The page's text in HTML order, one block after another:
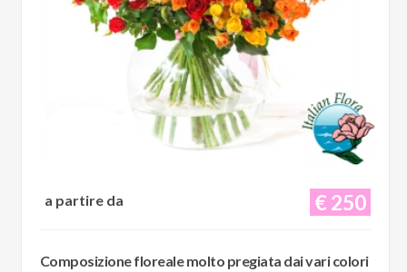
€ 250
a partire da
Composizione floreale molto pregiata dai vari colori